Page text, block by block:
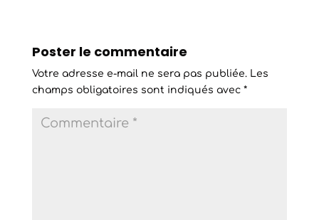
Poster le commentaire
Votre adresse e-mail ne sera pas publiée. Les
champs obligatoires sont indiqués avec *